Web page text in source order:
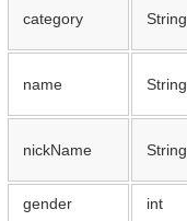
category String
name String
nickName String
gender int